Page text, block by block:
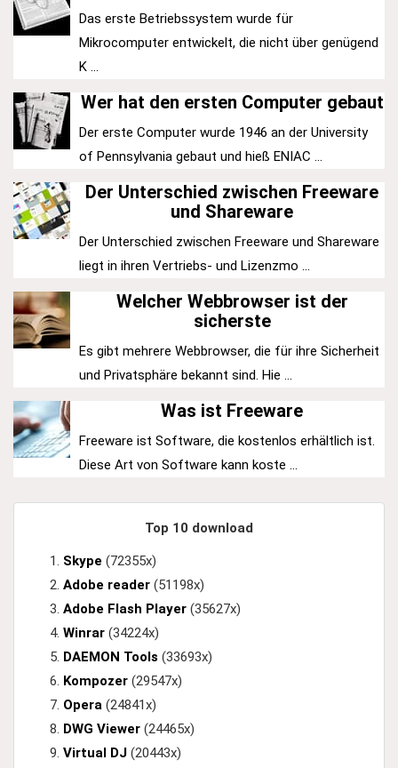
Das erste Betriebssystem wurde für
Mikrocomputer entwickelt, die nicht über genügend
K ...
Wer hat den ersten Computer gebaut
Der erste Computer wurde 1946 an der University
of Pennsylvania gebaut und hieß ENIAC ...
Der Unterschied zwischen Freeware
und Shareware
Der Unterschied zwischen Freeware und Shareware
liegt in ihren Vertriebs- und Lizenzmo ...
Welcher Webbrowser ist der
sicherste
Es gibt mehrere Webbrowser, die für ihre Sicherheit
und Privatsphäre bekannt sind. Hie ...
Was ist Freeware
Freeware ist Software, die kostenlos erhältlich ist.
Diese Art von Software kann koste ...
Top 10 download
Skype (72355x)
Adobe reader (51198x)
Adobe Flash Player (35627x)
Winrar (34224x)
DAEMON Tools (33693x)
Kompozer (29547x)
Opera (24841x)
DWG Viewer (24465x)
Virtual DJ (20443x)